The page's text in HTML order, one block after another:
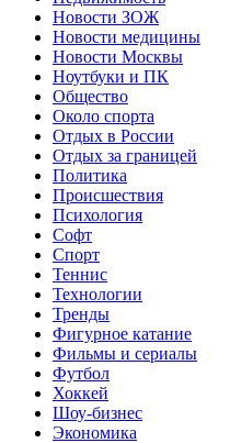
Новости ЗОЖ
Новости медицины
Новости Москвы
Ноутбуки и ПК
Общество
Около спорта
Отдых в России
Отдых за границей
Политика
Происшествия
Психология
Софт
Спорт
Теннис
Технологии
Тренды
Фигурное катание
Фильмы и сериалы
Футбол
Хоккей
Шоу-бизнес
Экономика